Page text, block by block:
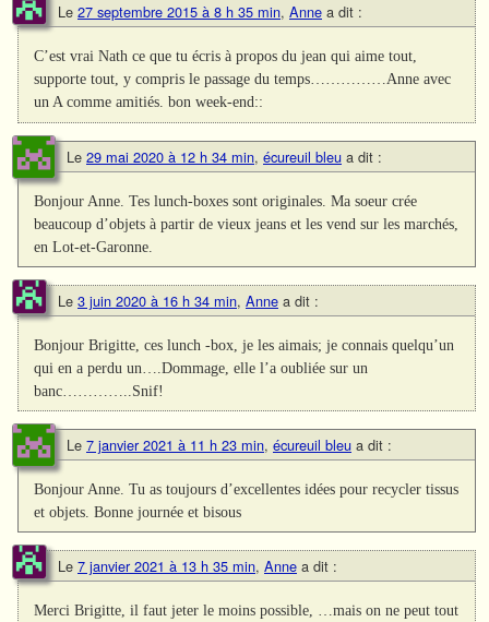
Le 27 septembre 2015 à 8 h 35 min, Anne a dit :
C’est vrai Nath ce que tu écris à propos du jean qui aime tout,
supporte tout, y compris le passage du temps……………Anne avec
un A comme amitiés. bon week-end::
Le 29 mai 2020 à 12 h 34 min, écureuil bleu a dit :
Bonjour Anne. Tes lunch-boxes sont originales. Ma soeur crée
beaucoup d’objets à partir de vieux jeans et les vend sur les marchés,
en Lot-et-Garonne.
Le 3 juin 2020 à 16 h 34 min, Anne a dit :
Bonjour Brigitte, ces lunch -box, je les aimais; je connais quelqu’un
qui en a perdu un….Dommage, elle l’a oubliée sur un
banc…………..Snif!
Le 7 janvier 2021 à 11 h 23 min, écureuil bleu a dit :
Bonjour Anne. Tu as toujours d’excellentes idées pour recycler tissus
et objets. Bonne journée et bisous
Le 7 janvier 2021 à 13 h 35 min, Anne a dit :
Merci Brigitte, il faut jeter le moins possible, …mais on ne peut tout